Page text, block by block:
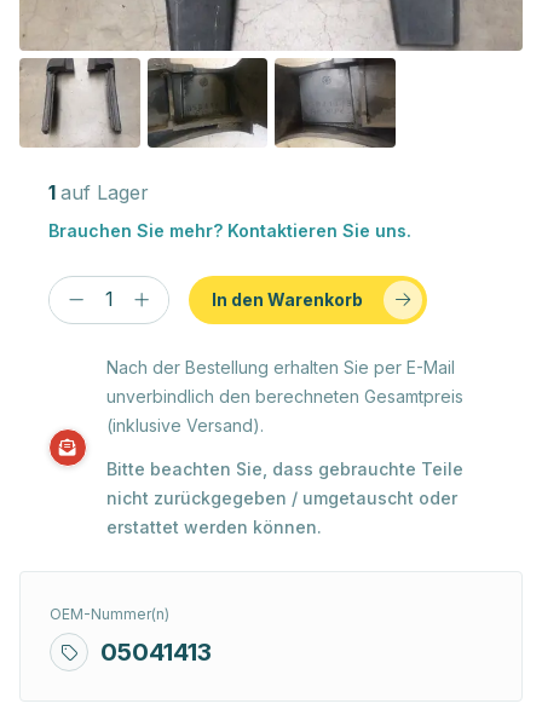
1 auf Lager
Brauchen Sie mehr? Kontaktieren Sie uns.
In den Warenkorb
Nach der Bestellung erhalten Sie per E-Mail
unverbindlich den berechneten Gesamtpreis
(inklusive Versand).
Bitte beachten Sie, dass gebrauchte Teile
nicht zurückgegeben / umgetauscht oder
erstattet werden können.
OEM-Nummer(n)
05041413